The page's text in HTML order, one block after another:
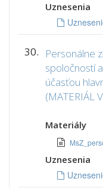
Uznesenia
30.
Personálne
spoločností
účasťou
(MATERIÁL
Materiály
Uznesenia